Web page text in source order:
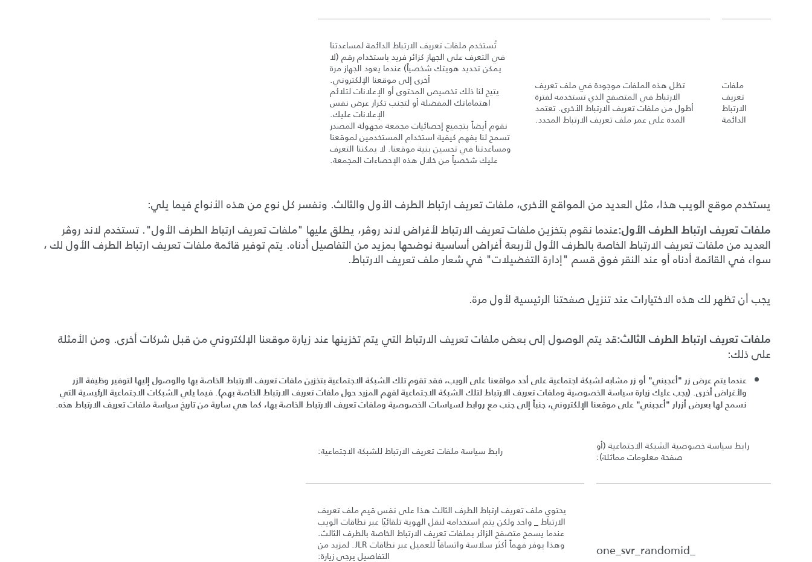
ملفات
تعريف
الارتباط
الدائمة
تظل هذه الملفات موجودة في ملف تعريف
الارتباط في المتصفح الذي تستخدمه لفترة
أطول من ملفات تعريف الارتباط الأخرى. تعتمد
المدة على عمر ملف تعريف الارتباط المحدد.
تُستخدم ملفات تعريف الارتباط الدائمة لمساعدتنا
في التعرف على الجهاز كزائر فريد باستخدام رقم (لا
يمكن تحديد هويتك شخصياً) عندما يعود الجهاز مرة
أخرى إلى موقعنا الإلكتروني.
يتيح لنا ذلك تخصيص المحتوى أو الإعلانات لتلائم
اهتماماتك المفضلة أو لتجنب تكرار عرض نفس
الإعلانات عليك.
نقوم أيضاً بتجميع إحصائيات مجمعة مجهولة المصدر
تسمح لنا بفهم كيفية استخدام المستخدمين لموقعنا
ومساعدتنا في تحسين بنية موقعنا. لا يمكننا التعرف
عليك شخصياً من خلال هذه الإحصاءات المجمعة.
يستخدم موقع الويب هذا، مثل العديد من المواقع الأخرى، ملفات تعريف ارتباط الطرف الأول والثالث. ونفسر كل نوع من هذه الأنواع فيما يلي:
ملفات تعريف ارتباط الطرف الأول:عندما نقوم بتخزين ملفات تعريف الارتباط لأغراض لاند روڤر، يطلق عليها "ملفات تعريف ارتباط الطرف الأول". تستخدم لاند روڤر
العديد من ملفات تعريف الارتباط الخاصة بالطرف الأول لأربعة أغراض أساسية نوضحها بمزيد من التفاصيل أدناه. يتم توفير قائمة ملفات تعريف ارتباط الطرف الأول لك ،
سواء في القائمة أدناه أو عند النقر فوق قسم "إدارة التفضيلات" في شعار ملف تعريف الارتباط.
يجب أن تظهر لك هذه الاختيارات عند تنزيل صفحتنا الرئيسية لأول مرة.
ملفات تعريف ارتباط الطرف الثالث:قد يتم الوصول إلى بعض ملفات تعريف الارتباط التي يتم تخزينها عند زيارةموقعنا الإلكتروني من قبل شركات أخرى. ومن الأمثلة
على ذلك:
عندما يتم عرض زر " أعجبني"
أو زر مشابه لشبكة اجتماعية على أحد مواقعنا على الويب، فقد تقوم تلك الشبكة الاجتماعية بتخزين ملفات تعريف الارتباط الخاصة بها والوصول إليها لتوفير وظيفة الزر
ولأغراض أخرى. (يجب عليك زيارة سياسة الخصوصية وملفات تعريف الارتباط لتلك الشبكة الاجتماعية لفهم المزيد حول ملفات تعريف الارتباط الخاصة بهم). فيما يلي الشبكات الاجتماعية الرئيسية التي
نسمح لها بعرض أزرار " أعجبني" على موقعنا الإلكتروني، جنباً إلى جنب مع روابط لسياسات الخصوصية وملفات تعريف الارتباط الخاصة بها، كما هي سارية من تاريخ سياسة ملفات تعريف الارتباط هذه.
رابط سياسة خصوصية الشبكة الاجتماعية (أو
صفحة معلومات مماثلة): رابط سياسة ملفات تعريف الارتباط للشبكة الاجتماعية:
_one_svr_randomid
يحتوي ملف تعريف ارتباط الطرف الثالث هذا على نفس قيم ملف تعريف
الارتباط _ واحد ولكن يتم استخدامه لنقل الهوية تلقائيًا عبر نطاقات الويب
عندما يسمح متصفح الزائر بملفات تعريف الارتباط الخاصة بالطرف الثالث.
وهذا يوفر فهماً أكثر سلاسة واتساقاً للعميل عبر نطاقات JLR. لمزيد من
التفاصيل يرجى زيارة: